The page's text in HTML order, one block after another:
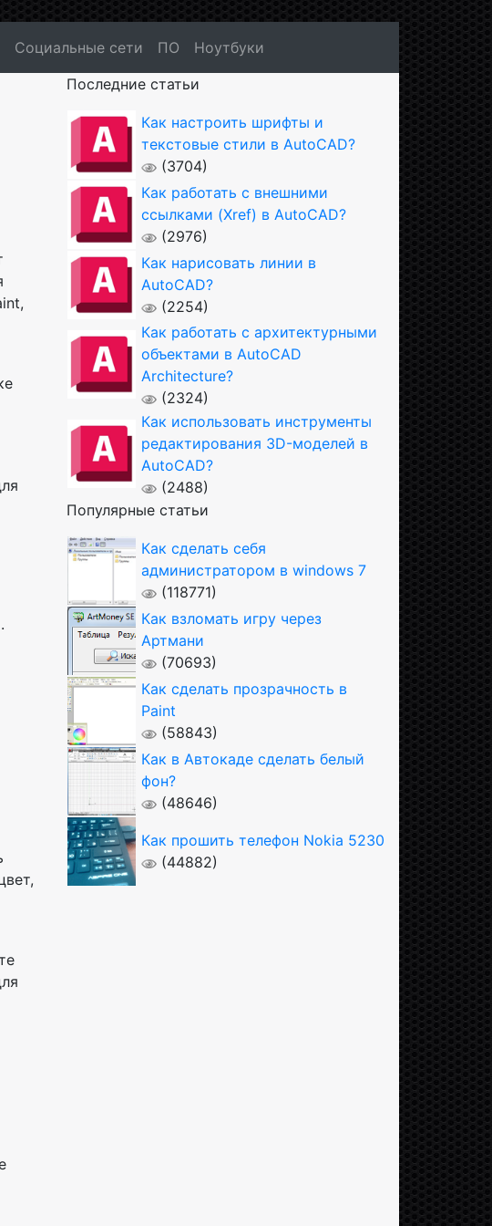
Социальные сети ПО Ноутбуки
Последние статьи
Как настроить шрифты и
текстовые стили в AutoCAD?
(3704)
Как работать с внешними
ссылками (Xref) в AutoCAD?
(2976)
Как нарисовать линии в
AutoCAD?
(2254)
Как работать с архитектурными
объектами в AutoCAD
Architecture?
(2324)
Как использовать инструменты
редактирования 3D-моделей в
AutoCAD?
(2488)
Популярные статьи
Как сделать себя
администратором в windows 7
(118771)
Как взломать игру через
Артмани
(70693)
Как сделать прозрачность в
Paint
(58843)
Как в Автокаде сделать белый
фон?
(48646)
Как прошить телефон Nokia 5230
(44882)